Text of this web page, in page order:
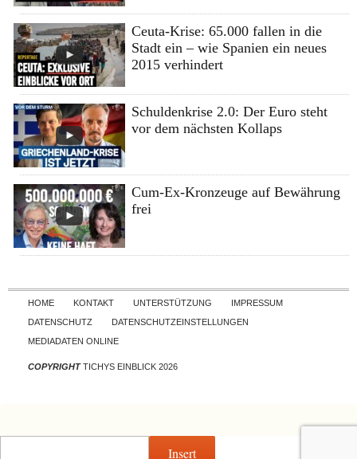
Ceuta-Krise: 65.000 fallen in die
Stadt ein – wie Spanien ein neues
2015 verhindert
Schuldenkrise 2.0: Der Euro steht
vor dem nächsten Kollaps
Cum-Ex-Kronzeuge auf Bewährung
frei
Skip to content
HOME KONTAKT UNTERSTÜTZUNG
IMPRESSUM
DATENSCHUTZ
DATENSCHUTZEINSTELLUNGEN
MEDIADATEN ONLINE
COPYRIGHTTICHYS EINBLICK 2026
Insert